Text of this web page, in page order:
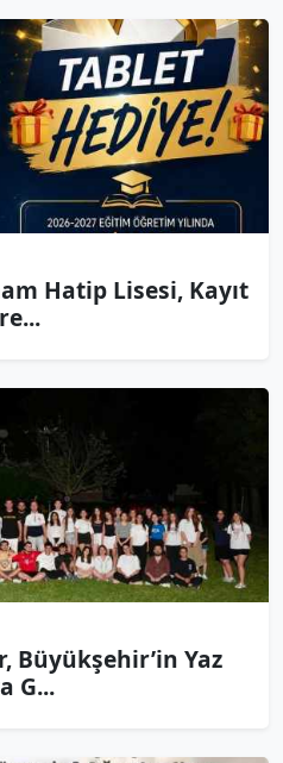
Hatip Lisesi, Kayıt
Büyükşehir’in Yaz
G...